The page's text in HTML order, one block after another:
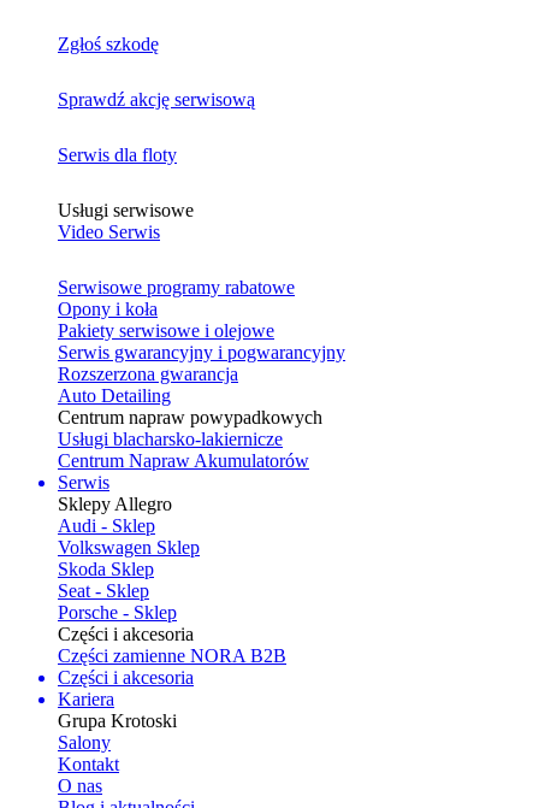
Zgłoś szkodę
Sprawdź akcję serwisową
Serwis dla floty
Usługi serwisowe
Video Serwis
Serwisowe programy rabatowe
Opony i koła
Pakiety serwisowe i olejowe
Serwis gwarancyjny i pogwarancyjny
Rozszerzona gwarancja
Auto Detailing
Centrum napraw powypadkowych
Usługi blacharsko-lakiernicze
Centrum Napraw Akumulatorów
Serwis
Sklepy Allegro
Audi - Sklep
Volkswagen Sklep
Skoda Sklep
Seat - Sklep
Porsche - Sklep
Części i akcesoria
Części zamienne NORA B2B
Części i akcesoria
Kariera
Grupa Krotoski
Salony
Kontakt
O nas